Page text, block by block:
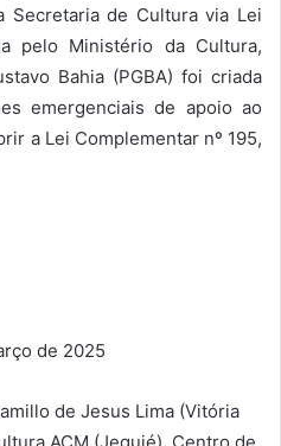
Secretaria de Cultura via Lei
pelo Ministério da Cultura,
Bahia (PGBA) foi criada
emergenciais de apoio ao
a Lei Complementar nº 195,
de 2025
de Jesus Lima (Vitória